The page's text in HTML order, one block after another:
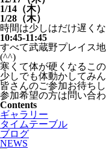
1/14（木）
1/28（木）
時間は少しはだけ遅くな
10:45-11:45
すべて武蔵野プレイス
(^^)
寒くて体が硬くなるこの
少しでも体動かしてみ
皆さんのご参加お待ち
参加希望の方は問い合
Contents
ギャラリー
タイムテーブル
ブログ
NEWS